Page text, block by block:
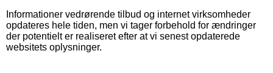
Informationer vedrørende tilbud og internet virksomheder
opdateres hele tiden, men vi tager forbehold for ændringer
der potentielt er realiseret efter at vi senest opdaterede
websitets oplysninger.